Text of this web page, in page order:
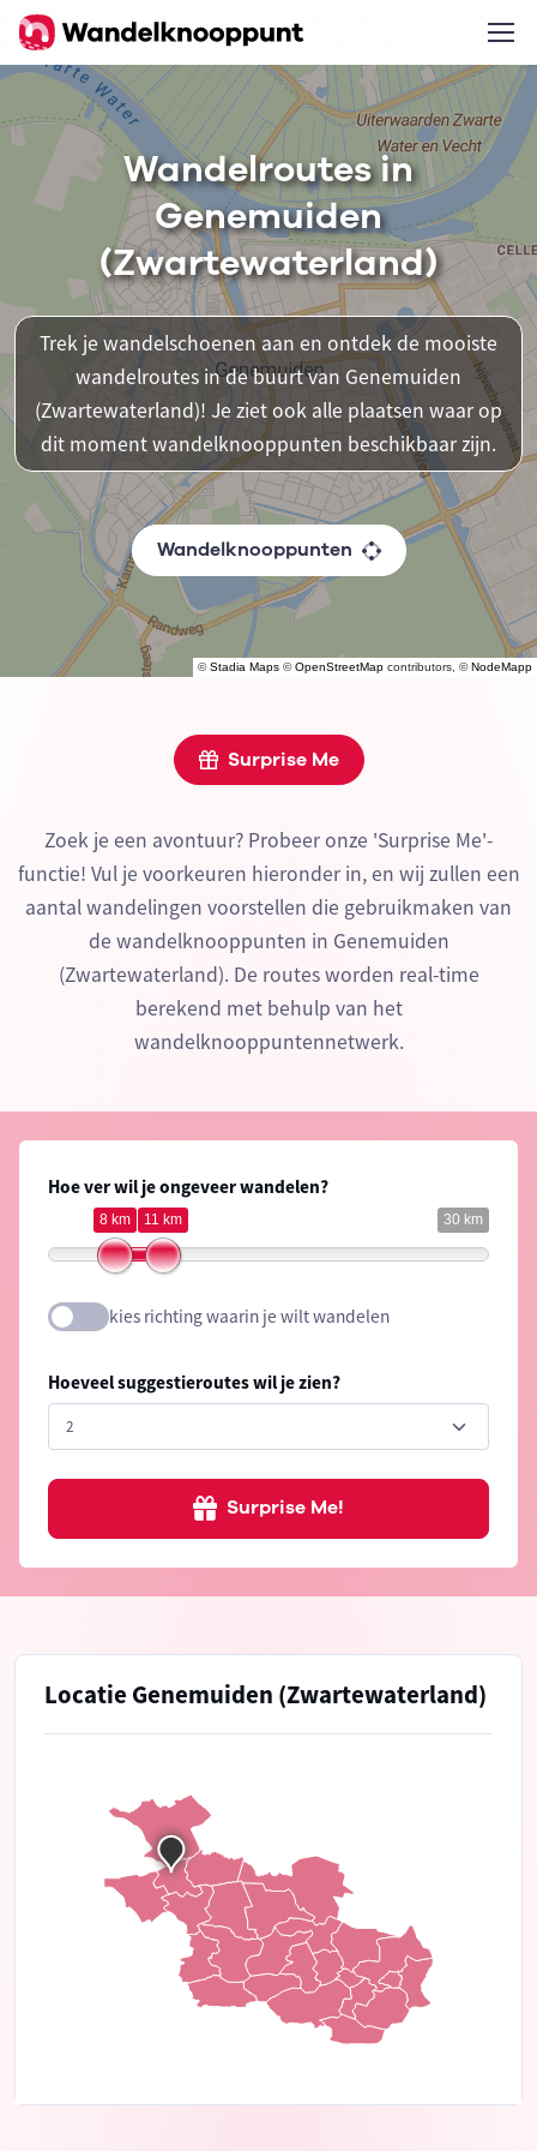
©Stadia Maps ©OpenStreetMap contributors, ©NodeMapp
Wandelroutes in
Genemuiden
(Zwartewaterland)
Trek je wandelschoenen aan en ontdek de mooiste
wandelroutes in de buurt van Genemuiden
(Zwartewaterland)! Je ziet ook alle plaatsen waar op
dit moment wandelknooppunten beschikbaar zijn.
Wandelknooppunten
Surprise Me
Zoek je een avontuur? Probeer onze 'Surprise Me'-
functie! Vul je voorkeuren hieronder in, en wij zullen een
aantal wandelingen voorstellen die gebruikmaken van
de wandelknooppunten in Genemuiden
(Zwartewaterland). De routes worden real-time
berekend met behulp van het
wandelknooppuntennetwerk.
Hoe ver wil je ongeveer wandelen?
30 km
8 km 11 km
kies richting waarin je wilt wandelen
Hoeveel suggestieroutes wil je zien?
Surprise Me!
Locatie Genemuiden (Zwartewaterland)